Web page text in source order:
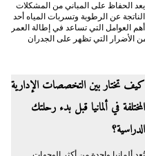
يعد الحفاظ على المباني من المشكلات
الناتجة عن الرطوبة وتسربات المياه أحد
أهم العوامل التي تساعد في إطالة العمر
الأضرار التي تظهر على الجدران
كيف تختار بين التخصصات الإدارية
المختلفة في ألمانيا قبل بدء رحلتك
الدراسية؟